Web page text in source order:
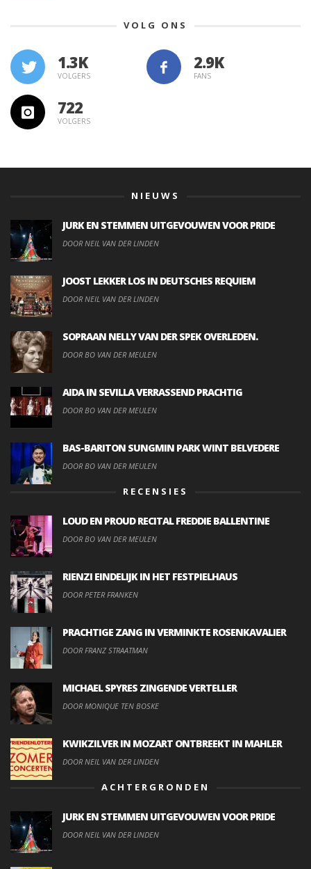
VOLG ONS
1.3K
VOLGERS FANS
722
VOLGERS
NIEUWS
JURK EN STEMMEN UITGEVOUWEN VOOR PRIDE
DOOR NEIL VAN DER LINDEN
JOOST LEKKER LOS IN DEUTSCHES REQUIEM
DOOR NEIL VAN DER LINDEN
SOPRAAN NELLY VAN DER SPEK OVERLEDEN.
DOOR BO VAN DER MEULEN
AIDA IN SEVILLA VERRASSEND PRACHTIG
DOOR BO VAN DER MEULEN
BAS-BARITON SUNGMIN PARK WINT BELVEDERE
DOOR BO VAN DER MEULEN
RECENSIES
LOUD EN PROUD RECITAL FREDDIE BALLENTINE
DOOR BO VAN DER MEULEN
RIENZI EINDELIJK IN HET FESTPIELHAUS
DOOR PETER FRANKEN
PRACHTIGE ZANG IN VERMINKTE ROSENKAVALIER
DOOR FRANZ STRAATMAN
MICHAEL SPYRES ZINGENDE VERTELLER
DOOR MONIQUE TEN BOSKE
KWIKZILVER IN MOZART ONTBREEKT IN MAHLER
DOOR NEIL VAN DER LINDEN
ACHTERGRONDEN
JURK EN STEMMEN UITGEVOUWEN VOOR PRIDE
DOOR NEIL VAN DER LINDEN